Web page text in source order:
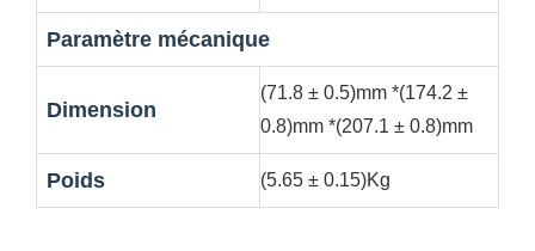
Paramètre mécanique
Dimension
(71.8 ± 0.5)mm *(174.2 ±
0.8)mm *(207.1 ± 0.8)mm
Poids (5.65 ± 0.15)Kg